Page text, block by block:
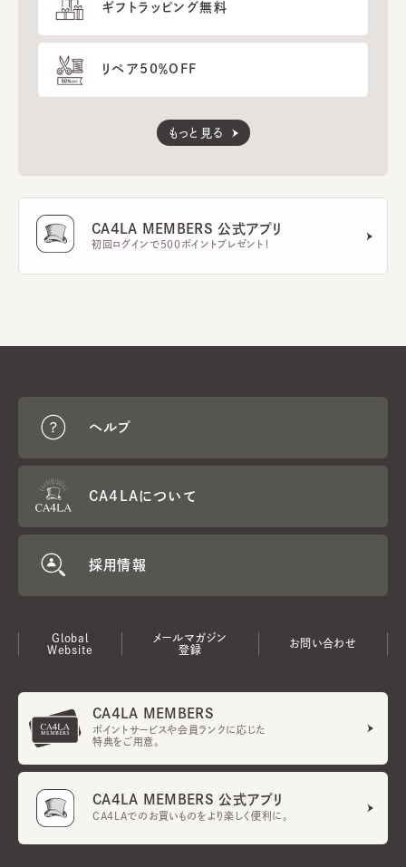
ギフトラッピング無料
リペア50％OFF
もっと見る
CA4LA MEMBERS 公式アプリ
初回ログインで500ポイントプレゼント！
ヘルプ
CA4LAについて
採用情報
Global
Website
メールマガジン
登録
お問い合わせ
CA4LA MEMBERS
ポイントサービスや会員ランクに応じた
特典をご用意。
CA4LA MEMBERS 公式アプリ
CA4LAでのお買いものをより楽しく便利に。